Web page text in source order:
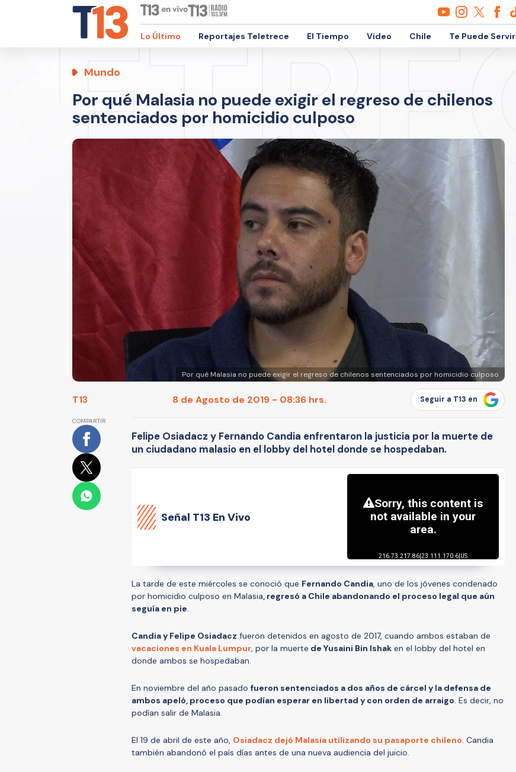
Lo Último Reportajes Teletrece El Tiempo Video Chile Te Puede Servir
Mundo
Por qué Malasia no puede exigir el regreso de chilenos
sentenciados por homicidio culposo
Por qué Malasia no puede exigir el regreso de chilenos sentenciados por homicidio culposo
T13 8 de Agosto de 2019 - 08:36 hrs. Seguir a T13 en
COMPARTIR
Felipe Osiadacz y Fernando Candia enfrentaron la justicia por la muerte de
un ciudadano malasio en el lobby del hotel donde se hospedaban.
Señal T13 En Vivo
La tarde de este miércoles se conoció que Fernando Candia, uno de los jóvenes condenado
por homicidio culposo en Malasia, regresó a Chile abandonando el proceso legal que aún
seguía en pie.
Candia y Felipe Osiadacz fueron detenidos en agosto de 2017, cuando ambos estaban de
vacaciones en Kuala Lumpur, por la muerte de Yusaini Bin Ishak en el lobby del hotel en
donde ambos se hospedaban.
En noviembre del año pasado fueron sentenciados a dos años de cárcel y la defensa de
ambos apeló, proceso que podían esperar en libertad y con orden de arraigo. Es decir, no
podían salir de Malasia.
El 19 de abril de este año, Osiadacz dejó Malasia utilizando su pasaporte chileno. Candia
también abandonó el país días antes de una nueva audiencia del juicio.